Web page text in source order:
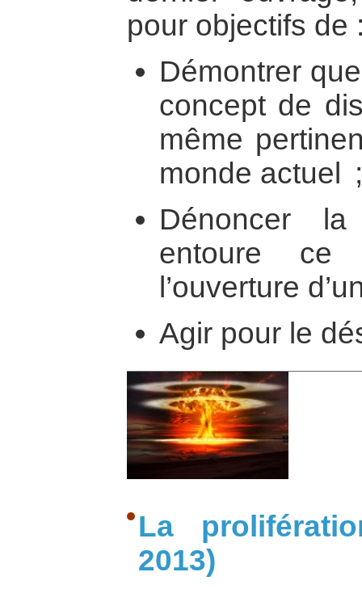
pour objectifs de
Démontrer
concept de
même
monde actuel ;
Dénoncer
entoure ce
l’ouverture
Agir pour le
La
2013)